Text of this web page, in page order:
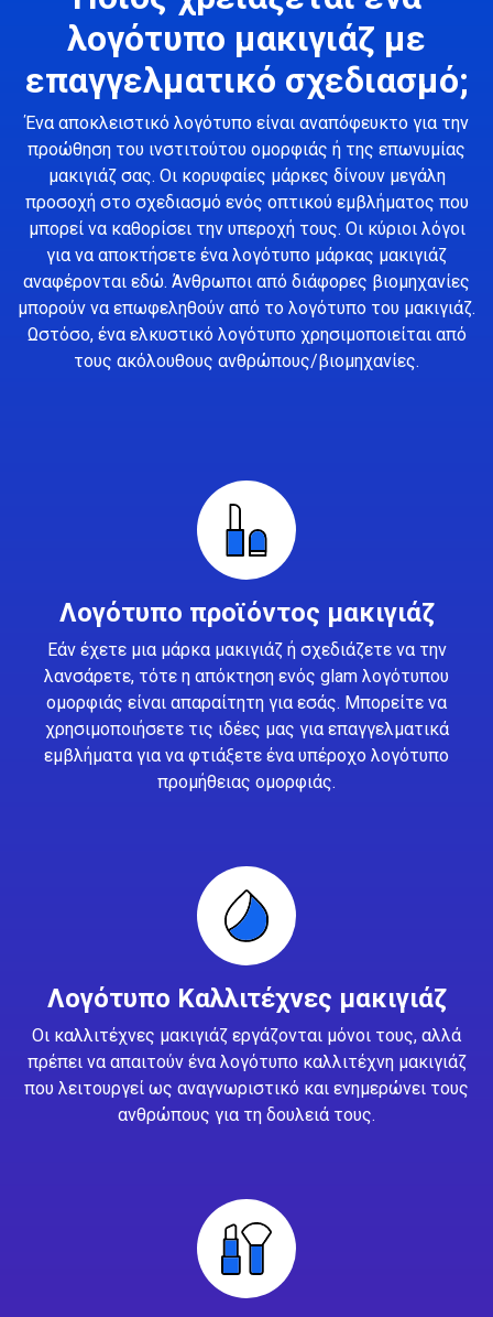
λογότυπο μακιγιάζ με
επαγγελματικό σχεδιασμό;
Ένα αποκλειστικό λογότυπο είναι αναπόφευκτο για την
προώθηση του ινστιτούτου ομορφιάς ή της επωνυμίας
μακιγιάζ σας. Οι κορυφαίες μάρκες δίνουν μεγάλη
προσοχή στο σχεδιασμό ενός οπτικού εμβλήματος που
μπορεί να καθορίσει την υπεροχή τους. Οι κύριοι λόγοι
για να αποκτήσετε ένα λογότυπο μάρκας μακιγιάζ
αναφέρονται εδώ. Άνθρωποι από διάφορες βιομηχανίες
μπορούν να επωφεληθούν από το λογότυπο του μακιγιάζ.
Ωστόσο, ένα ελκυστικό λογότυπο χρησιμοποιείται από
τους ακόλουθους ανθρώπους/βιομηχανίες.
Λογότυπο προϊόντος μακιγιάζ
Εάν έχετε μια μάρκα μακιγιάζ ή σχεδιάζετε να την
λανσάρετε, τότε η απόκτηση ενός glam λογότυπου
ομορφιάς είναι απαραίτητη για εσάς. Μπορείτε να
χρησιμοποιήσετε τις ιδέες μας για επαγγελματικά
εμβλήματα για να φτιάξετε ένα υπέροχο λογότυπο
προμήθειας ομορφιάς.
Λογότυπο Καλλιτέχνες μακιγιάζ
Οι καλλιτέχνες μακιγιάζ εργάζονται μόνοι τους, αλλά
πρέπει να απαιτούν ένα λογότυπο καλλιτέχνη μακιγιάζ
που λειτουργεί ως αναγνωριστικό και ενημερώνει τους
ανθρώπους για τη δουλειά τους.